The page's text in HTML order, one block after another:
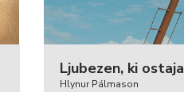
Ljubezen, ki ostaja
Hlynur Pálmason